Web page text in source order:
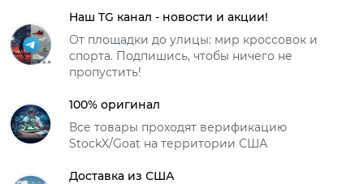
Наш TG канал - новости и акции!
От площадки до улицы: мир кроссовок и
спорта. Подпишись, чтобы ничего не
пропустить!
100% оригинал
Все товары проходят верификацию
StockX/Goat на территории США
Доставка из США